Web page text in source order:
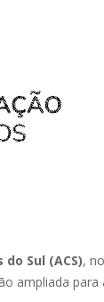
Sul (ACS),
ampliada para